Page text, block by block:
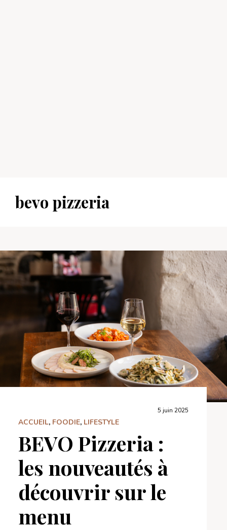
bevo pizzeria
5 juin 2025
ACCUEIL, FOODIE, LIFESTYLE
BEVO Pizzeria :
les nouveautés à
découvrir sur le
menu